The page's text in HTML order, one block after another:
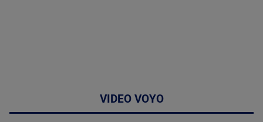
VIDEO VOYO